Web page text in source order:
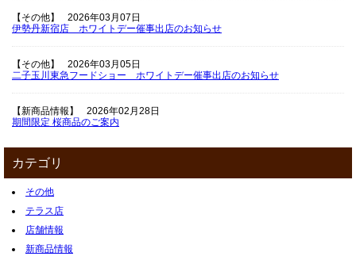
【その他】
2026年03月07日
伊勢丹新宿店 ホワイトデー催事出店のお知らせ
【その他】
2026年03月05日
二子玉川東急フードショー ホワイトデー催事出店のお知らせ
【新商品情報】
2026年02月28日
期間限定 桜商品のご案内
カテゴリ
その他
テラス店
店舗情報
新商品情報